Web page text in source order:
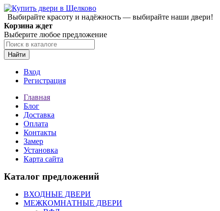
Выбирайте красоту и надёжность — выбирайте наши двери!
Корзина ждет
Выберите любое предложение
Найти
Вход
Регистрация
Главная
Блог
Доставка
Оплата
Контакты
Замер
Установка
Карта сайта
Каталог предложений
ВХОДНЫЕ ДВЕРИ
МЕЖКОМНАТНЫЕ ДВЕРИ